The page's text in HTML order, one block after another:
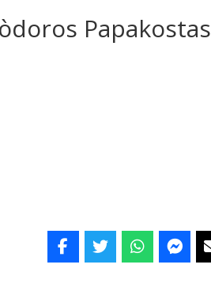
Papakostas